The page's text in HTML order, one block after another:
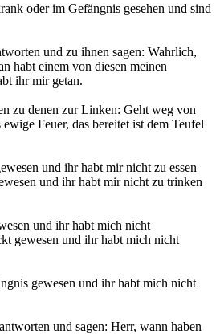
oder im Gefängnis gesehen und sind
und zu ihnen sagen: Wahrlich,
habt einem von diesen meinen
ihr mir getan.
zu denen zur Linken: Geht weg von
Feuer, das bereitet ist dem Teufel
und ihr habt mir nicht zu essen
und ihr habt mir nicht zu trinken
und ihr habt mich nicht
gewesen und ihr habt mich nicht
gewesen und ihr habt mich nicht
und sagen: Herr, wann haben